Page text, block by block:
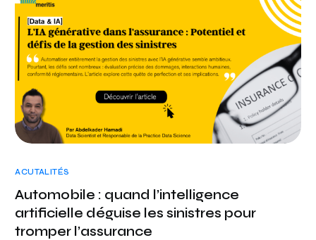
ACUTALITÉS
Automobile : quand l’intelligence
artificielle déguise les sinistres pour
tromper l’assurance